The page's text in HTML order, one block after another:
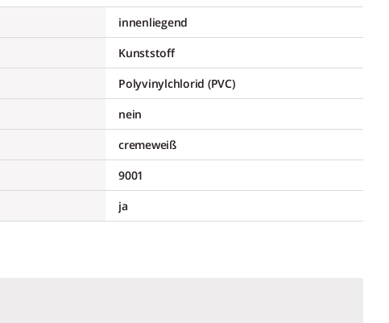
innenliegend
Kunststoff
Polyvinylchlorid (PVC)
nein
cremeweiß
9001
ja